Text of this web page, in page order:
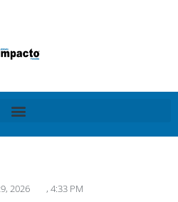
2026 , 4:33 PM